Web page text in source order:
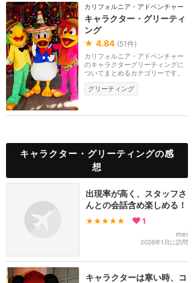
カリフォルニア・アドベンチャー
キャラクター・グリーティ
ング
★ 4.84 (51件)
カリフォルニア・アドベンチャー
のキャラクターグリーティングに
ついてまとめるカテゴリーです。
グリーティング
キャラクター・グリーティングの感
想
出現率が高く、スタッフさ
んとの会話含め楽しめる！
★★★★★ 1
mei
2026年1月に訪問
キャラクターは寒い時、コ